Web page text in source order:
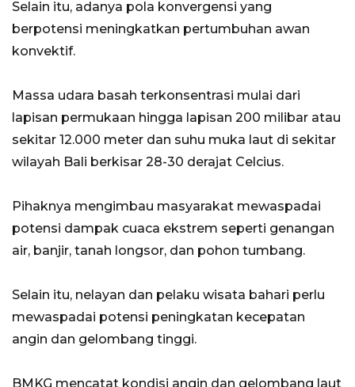
Selain itu, adanya pola konvergensi yang
berpotensi meningkatkan pertumbuhan awan
konvektif.
Massa udara basah terkonsentrasi mulai dari
lapisan permukaan hingga lapisan 200 milibar atau
sekitar 12.000 meter dan suhu muka laut di sekitar
wilayah Bali berkisar 28-30 derajat Celcius.
Pihaknya mengimbau masyarakat mewaspadai
potensi dampak cuaca ekstrem seperti genangan
air, banjir, tanah longsor, dan pohon tumbang.
Selain itu, nelayan dan pelaku wisata bahari perlu
mewaspadai potensi peningkatan kecepatan
angin dan gelombang tinggi.
BMKG mencatat kondisi angin dan gelombang laut